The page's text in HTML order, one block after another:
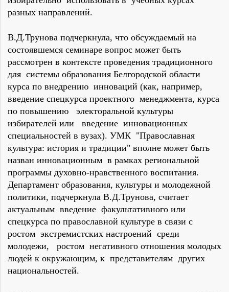
разных направлений.
В.Д.Трунова подчеркнула, что обсуждаемый на
состоявшемся семинаре вопрос может быть
рассмотрен в контексте проведения традиционного
для системы образования Белгородской области
курса по внедрению инноваций (как, например,
введение спецкурса проектного менеджмента, курса
по повышению электоральной культуры
избирателей или введение инновационных
специальностей в вузах). УМК "Православная
культура: история и традиции" вполне может быть
назван инновационным в рамках региональной
программы духовно-нравственного воспитания.
Департамент образования, культуры и молодежной
политики, подчеркнула В.Д.Трунова, считает
актуальным введение факультативного или
спецкурса по православной культуре в связи с
ростом экстремистских настроений среди
молодежи, ростом негативного отношения молодых
людей к окружающим, к представителям других
национальностей.